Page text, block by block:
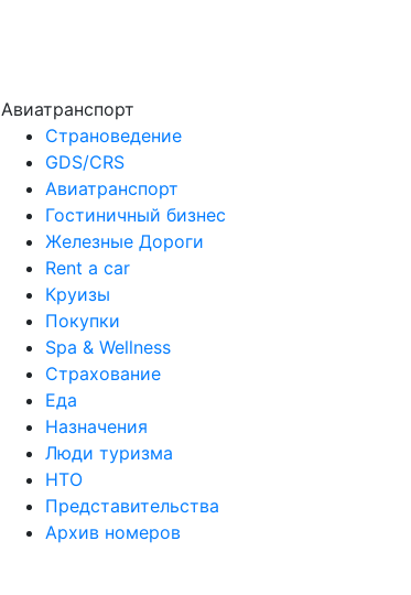
Авиатранспорт
Страноведение
GDS/CRS
Авиатранспорт
Гостиничный бизнес
Железные Дороги
Rent a car
Круизы
Покупки
Spa & Wellness
Страхование
Еда
Назначения
Люди туризма
НТО
Представительства
Архив номеров